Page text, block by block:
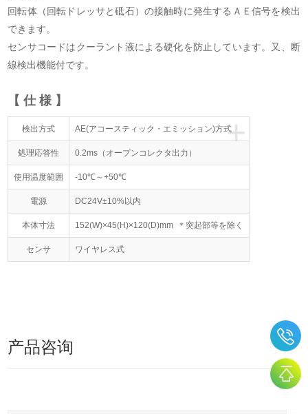
回転体（回転ドレッサと砥石）の接触時に発生するＡＥ信号を検出
できます。
センサコードはクーラント液による硬化を防止しています。又、断
線検出機能付です。
【 仕 様 】
+
検出方式 AE(アコースティック・エミッション)方式
処理応答性 0.2ms（オープンコレクタ出力）
使用温度範囲 -10℃～+50℃
電源 DC24V±10%以内
本体寸法 152(W)×45(H)×120(D)mm ＊突起部等を除く
センサ ワイヤレス式
产品咨询